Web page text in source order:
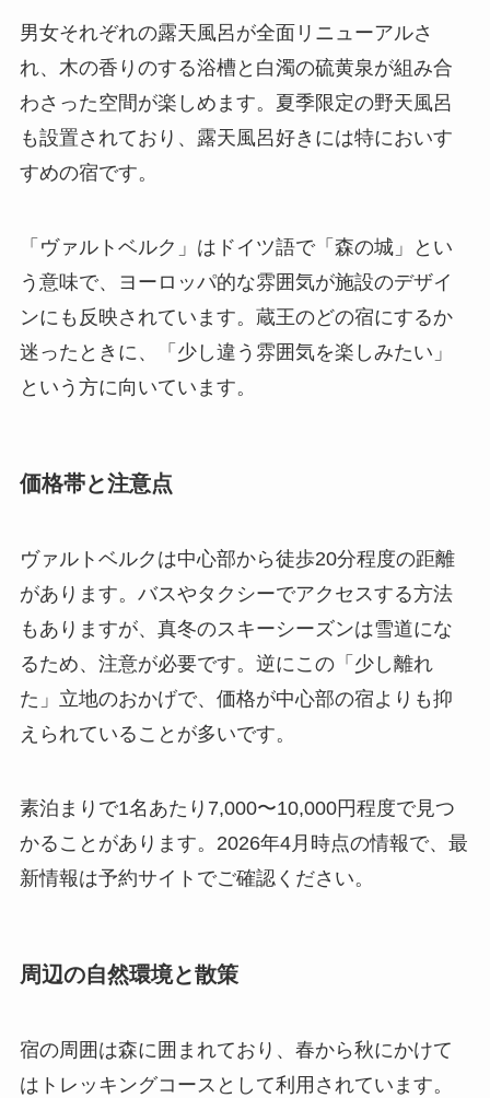
男女それぞれの露天風呂が全面リニューアルさ
れ、木の香りのする浴槽と白濁の硫黄泉が組み合
わさった空間が楽しめます。夏季限定の野天風呂
も設置されており、露天風呂好きには特においす
すめの宿です。
「ヴァルトベルク」はドイツ語で「森の城」とい
う意味で、ヨーロッパ的な雰囲気が施設のデザイ
ンにも反映されています。蔵王のどの宿にするか
迷ったときに、「少し違う雰囲気を楽しみたい」
という方に向いています。
価格帯と注意点
ヴァルトベルクは中心部から徒歩20分程度の距離
があります。バスやタクシーでアクセスする方法
もありますが、真冬のスキーシーズンは雪道にな
るため、注意が必要です。逆にこの「少し離れ
た」立地のおかげで、価格が中心部の宿よりも抑
えられていることが多いです。
素泊まりで1名あたり7,000〜10,000円程度で見つ
かることがあります。2026年4月時点の情報で、最
新情報は予約サイトでご確認ください。
周辺の自然環境と散策
宿の周囲は森に囲まれており、春から秋にかけて
はトレッキングコースとして利用されています。